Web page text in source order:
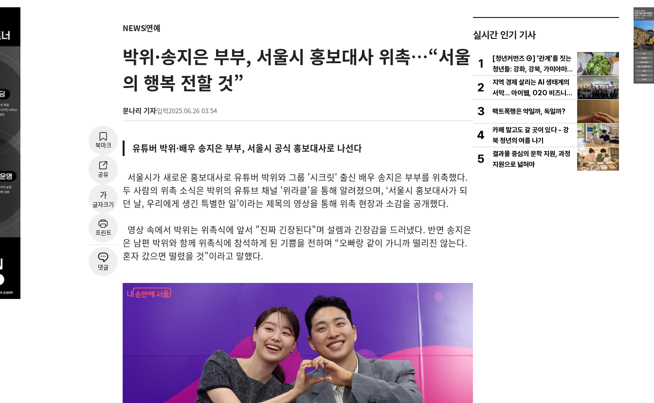
NEWS연예
박위·송지은 부부, 서울시 홍보대사 위촉…“서울
의 행복 전할 것”
문나리 기자입력2025.06.26 03:54
북마크
공유
가
글자크기
프린트
댓글
유튜버 박위·배우 송지은 부부, 서울시 공식 홍보대사로 나선다
서울시가 새로운 홍보대사로 유튜버 박위와 그룹 '시크릿' 출신 배우 송지은 부부를 위촉했다.
두 사람의 위촉 소식은 박위의 유튜브 채널 '위라클'을 통해 알려졌으며, ‘서울시 홍보대사가 되
던 날, 우리에게 생긴 특별한 일’이라는 제목의 영상을 통해 위촉 현장과 소감을 공개했다.
영상 속에서 박위는 위촉식에 앞서 "진짜 긴장된다"며 설렘과 긴장감을 드러냈다. 반면 송지은
은 남편 박위와 함께 위촉식에 참석하게 된 기쁨을 전하며 “오빠랑 같이 가니까 떨리진 않는다.
혼자 갔으면 떨렸을 것”이라고 말했다.
실시간 인기 기사
1
[청년커먼즈 ④] '관계'를 짓는
청년들: 강화, 강북, 가미야마의
실험
2
지역 경제 살리는 AI 생태계의
서막... 아이웹, O2O 비즈니스
회 성료
3 팩트폭행은 약일까, 독일까?
4
카페 말고도 갈 곳이 있다 - 강
북 청년의 여름 나기
5
결과물 중심의 문학 지원, 과정
지원으로 넓혀야